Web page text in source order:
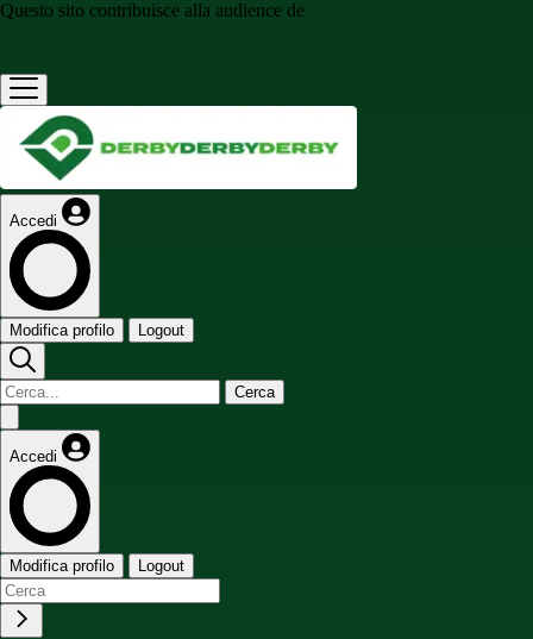
Questo sito contribuisce alla audience de
Accedi
Modifica profilo Logout
Cerca
Accedi
Modifica profilo Logout